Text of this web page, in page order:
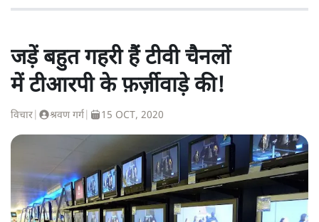
जड़ें बहुत गहरी हैं टीवी चैनलों
में टीआरपी के फ़र्ज़ीवाड़े की!
विचार श्रवण गर्ग 15 OCT, 2020